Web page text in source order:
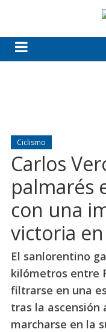
Ciclismo
Carlos
palmarés
con una
victoria
El sanlorentino
kilómetros entre
filtrarse en una
tras la ascensión
marcharse en la